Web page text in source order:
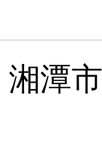
）区
对性
处置本
潭